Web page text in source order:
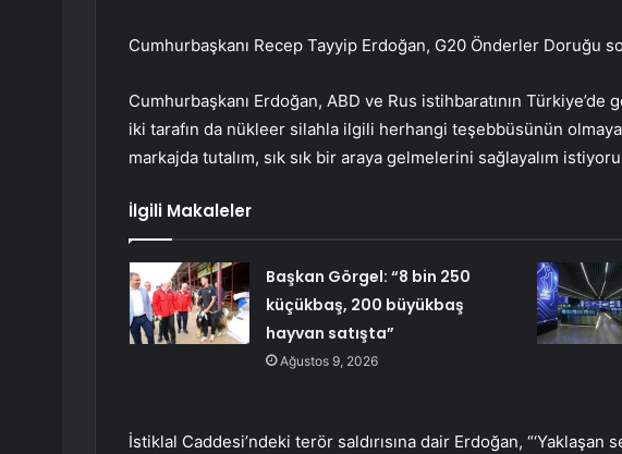
Cumhurbaşkanı Recep Tayyip Erdoğan, G20 Önderler Doruğu
Cumhurbaşkanı Erdoğan, ABD ve Rus istihbaratının Türkiye’de
iki tarafın da nükleer silahla ilgili herhangi teşebbüsünün
markajda tutalım, sık sık bir araya gelmelerini sağlayalım
İlgili Makaleler
Başkan Görgel: “8 bin 250
küçükbaş, 200 büyükbaş
hayvan satışta”
Ağustos 9, 2026
İstiklal Caddesi’ndeki terör saldırısına dair Erdoğan, “‘Yaklaşan